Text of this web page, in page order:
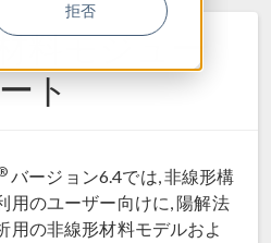
拒否
料モジュー
ト
バージョン6.4では, 非線形構
用のユーザー向けに, 陽解法
用の非線形材料モデルおよ